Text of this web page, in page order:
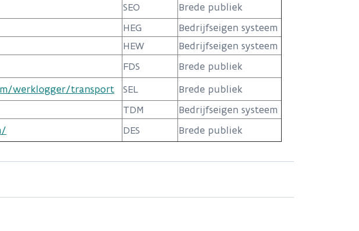
SEO
Brede publiek
HEG
Bedrijfseigen systeem
HEW
Bedrijfseigen systeem
FDS
Brede publiek
werklogger/transport SEL
Brede publiek
TDM
Bedrijfseigen systeem
DES Brede publiek